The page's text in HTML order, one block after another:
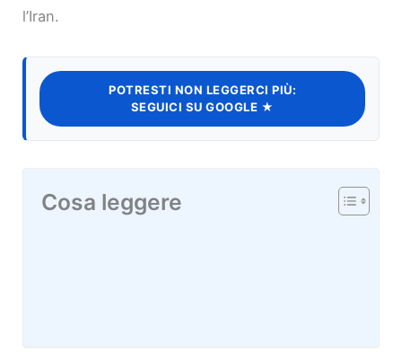
l’Iran.
POTRESTI NON LEGGERCI PIÙ:
SEGUICI SU GOOGLE ★
Cosa leggere